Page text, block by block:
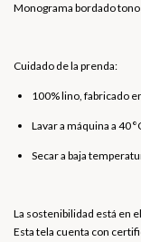
Monograma bordado
Cuidado de la prenda:
100% lino, fabricado
Lavar a máquina a 40
Secar a baja
La sostenibilidad está en
Esta tela cuenta con